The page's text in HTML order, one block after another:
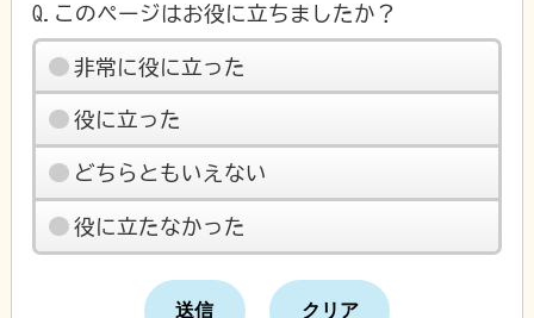
Q.このページはお役に立ちましたか？
非常に役に立った
役に立った
どちらともいえない
役に立たなかった